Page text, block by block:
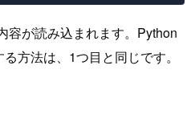
容が読み込まれます。Python
方法は、1つ目と同じです。